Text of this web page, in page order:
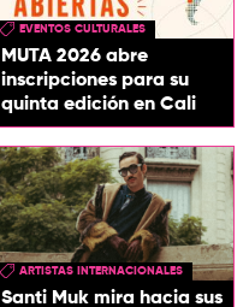
EVENTOS CULTURALES
MUTA 2026 abre
inscripciones para su
quinta edición en Cali
ARTISTAS INTERNACIONALES
Santi Muk mira hacia sus